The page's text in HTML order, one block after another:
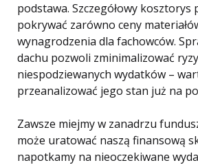
podstawa. Szczegółowy kosztorys
pokrywać zarówno ceny
wynagrodzenia dla fachowców.
dachu pozwoli zminimalizować
niespodziewanych wydatków –
przeanalizować jego stan już na
Zawsze miejmy w zanadrzu
może uratować naszą finansową
napotkamy na nieoczekiwane